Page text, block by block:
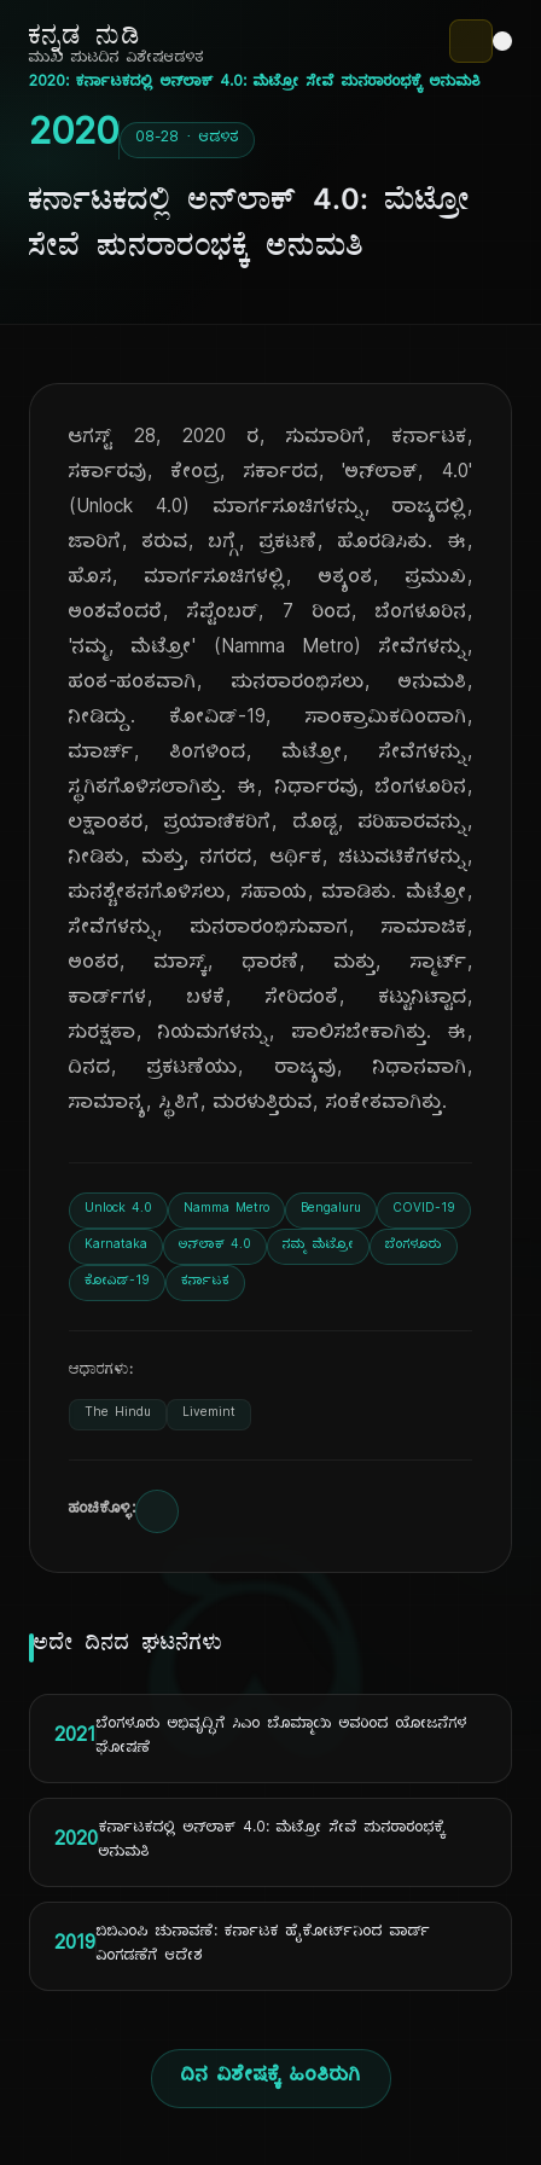
ಕನ್ನಡ ನುಡಿ
ದಿ
ಮುಖ ಪುಟದಿನ ವಿಶೇಷಆಡಳಿತ
2020: ಕರ್ನಾಟಕದಲ್ಲಿ ಅನ್‌ಲಾಕ್ 4.0: ಮೆಟ್ರೋ ಸೇವೆ ಪುನರಾರಂಭಕ್ಕೆ ಅನುಮತಿ
2020 08-28 · ಆಡಳಿತ
ಕರ್ನಾಟಕದಲ್ಲಿ ಅನ್‌ಲಾಕ್ 4.0: ಮೆಟ್ರೋ
ಸೇವೆ ಪುನರಾರಂಭಕ್ಕೆ ಅನುಮತಿ
ಆಗಸ್ಟ್ 28, 2020 ರ, ಸುಮಾರಿಗೆ, ಕರ್ನಾಟಕ,
ಸರ್ಕಾರವು, ಕೇಂದ್ರ, ಸರ್ಕಾರದ, 'ಅನ್‌ಲಾಕ್, 4.0'
(Unlock 4.0) ಮಾರ್ಗಸೂಚಿಗಳನ್ನು, ರಾಜ್ಯದಲ್ಲಿ,
ಜಾರಿಗೆ, ತರುವ, ಬಗ್ಗೆ, ಪ್ರಕಟಣೆ, ಹೊರಡಿಸಿತು. ಈ,
ಹೊಸ, ಮಾರ್ಗಸೂಚಿಗಳಲ್ಲಿ, ಅತ್ಯಂತ, ಪ್ರಮುಖ,
ಅಂಶವೆಂದರೆ, ಸೆಪ್ಟೆಂಬರ್, 7 ರಿಂದ, ಬೆಂಗಳೂರಿನ,
'ನಮ್ಮ, ಮೆಟ್ರೋ' (Namma Metro) ಸೇವೆಗಳನ್ನು,
ಹಂತ-ಹಂತವಾಗಿ, ಪುನರಾರಂಭಿಸಲು, ಅನುಮತಿ,
ನೀಡಿದ್ದು. ಕೋವಿಡ್-19, ಸಾಂಕ್ರಾಮಿಕದಿಂದಾಗಿ,
ಮಾರ್ಚ್, ತಿಂಗಳಿಂದ, ಮೆಟ್ರೋ, ಸೇವೆಗಳನ್ನು,
ಸ್ಥಗಿತಗೊಳಿಸಲಾಗಿತ್ತು. ಈ, ನಿರ್ಧಾರವು, ಬೆಂಗಳೂರಿನ,
ಲಕ್ಷಾಂತರ, ಪ್ರಯಾಣಿಕರಿಗೆ, ದೊಡ್ಡ, ಪರಿಹಾರವನ್ನು,
ನೀಡಿತು, ಮತ್ತು, ನಗರದ, ಆರ್ಥಿಕ, ಚಟುವಟಿಕೆಗಳನ್ನು,
ಪುನಶ್ಚೇತನಗೊಳಿಸಲು, ಸಹಾಯ, ಮಾಡಿತು. ಮೆಟ್ರೋ,
ಸೇವೆಗಳನ್ನು, ಪುನರಾರಂಭಿಸುವಾಗ, ಸಾಮಾಜಿಕ,
ಅಂತರ, ಮಾಸ್ಕ್, ಧಾರಣೆ, ಮತ್ತು, ಸ್ಮಾರ್ಟ್,
ಕಾರ್ಡ್‌ಗಳ, ಬಳಕೆ, ಸೇರಿದಂತೆ, ಕಟ್ಟುನಿಟ್ಟಾದ,
ಸುರಕ್ಷತಾ, ನಿಯಮಗಳನ್ನು, ಪಾಲಿಸಬೇಕಾಗಿತ್ತು. ಈ,
ದಿನದ, ಪ್ರಕಟಣೆಯು, ರಾಜ್ಯವು, ನಿಧಾನವಾಗಿ,
ಸಾಮಾನ್ಯ, ಸ್ಥಿತಿಗೆ, ಮರಳುತ್ತಿರುವ, ಸಂಕೇತವಾಗಿತ್ತು.
Unlock 4.0 Namma Metro Bengaluru COVID-19
Karnataka ಅನ್‌ಲಾಕ್ 4.0 ನಮ್ಮ ಮೆಟ್ರೋ ಬೆಂಗಳೂರು
ಕೋವಿಡ್-19 ಕರ್ನಾಟಕ
ಆಧಾರಗಳು:
The Hindu Livemint
ಹಂಚಿಕೊಳ್ಳಿ:
ಅದೇ ದಿನದ ಘಟನೆಗಳು
2021ಬೆಂಗಳೂರು ಅಭಿವೃದ್ಧಿಗೆ ಸಿಎಂ ಬೊಮ್ಮಾಯಿ ಅವರಿಂದ ಯೋಜನೆಗಳ
ಘೋಷಣೆ
2020ಕರ್ನಾಟಕದಲ್ಲಿ ಅನ್‌ಲಾಕ್ 4.0: ಮೆಟ್ರೋ ಸೇವೆ ಪುನರಾರಂಭಕ್ಕೆ
ಅನುಮತಿ
2019ಬಿಬಿಎಂಪಿ ಚುನಾವಣೆ: ಕರ್ನಾಟಕ ಹೈಕೋರ್ಟ್‌ನಿಂದ ವಾರ್ಡ್
ವಿಂಗಡಣೆಗೆ ಆದೇಶ
ದಿನ ವಿಶೇಷಕ್ಕೆ ಹಿಂತಿರುಗಿ